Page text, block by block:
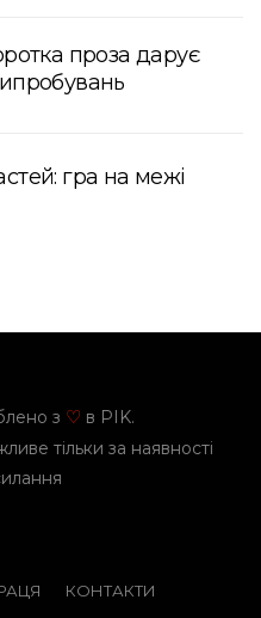
проза дарує
гра на межі
з ♡ в PIK.
тільки за наявності
КОНТАКТИ